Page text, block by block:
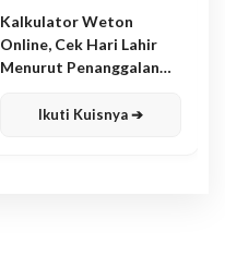
Kalkulator Weton
Online, Cek Hari Lahir
Menurut Penanggalan
Ikuti Kuisnya ➔